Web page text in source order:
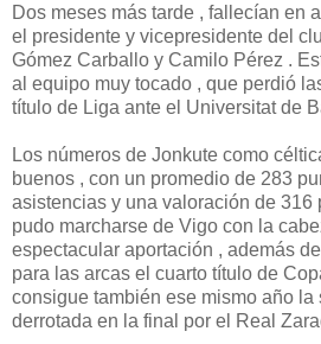
Dos meses más tarde , fallecían en
el presidente y vicepresidente del
Gómez Carballo y Camilo Pérez .
al equipo muy tocado , que perdió
título de Liga ante el Universitat de
Los números de Jonkute como
buenos , con un promedio de 283
asistencias y una valoración de 316
pudo marcharse de Vigo con la
espectacular aportación , además
para las arcas el cuarto título de
consigue también ese mismo año la
derrotada en la final por el Real